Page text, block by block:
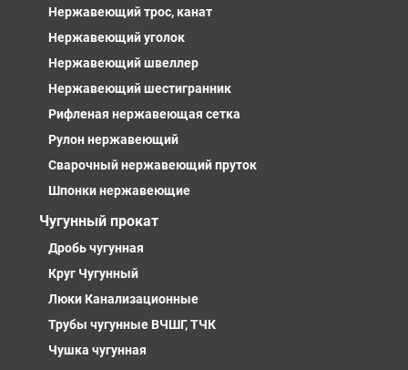
Нержавеющий трос, канат
Нержавеющий уголок
Нержавеющий швеллер
Нержавеющий шестигранник
Рифленая нержавеющая сетка
Рулон нержавеющий
Сварочный нержавеющий пруток
Шпонки нержавеющие
Чугунный прокат
Дробь чугунная
Круг Чугунный
Люки Канализационные
Трубы чугунные ВЧШГ, ТЧК
Чушка чугунная